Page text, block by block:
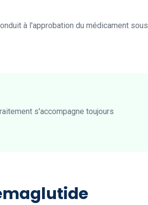
à l'approbation du médicament sous
s'accompagne toujours